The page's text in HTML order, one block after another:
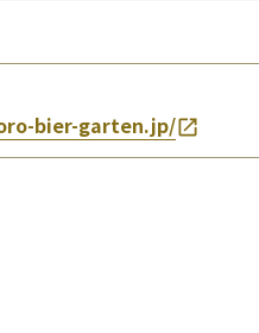
bier-garten.jp/